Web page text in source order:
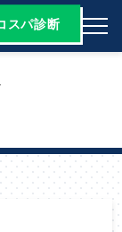
スパ診断